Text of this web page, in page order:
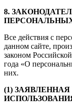
8.
Все действия с
данном сайте,
законом
года «О
них.
(1)